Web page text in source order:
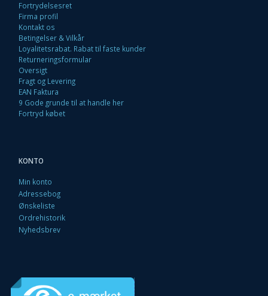
Fortrydelsesret
Firma profil
Kontakt os
Betingelser & Vilkår
Loyalitetsrabat. Rabat til faste kunder
Returneringsformular
Oversigt
Fragt og Levering
EAN Faktura
9 Gode grunde til at handle her
Fortryd købet
KONTO
Min konto
Adressebog
Ønskeliste
Ordrehistorik
Nyhedsbrev